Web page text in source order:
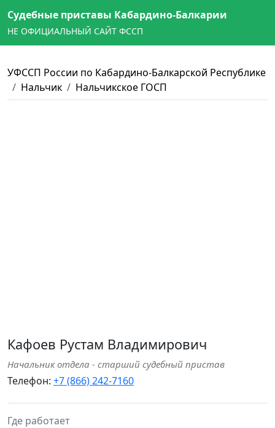
Судебные приставы Кабардино-Балкарии
НЕ ОФИЦИАЛЬНЫЙ САЙТ ФССП
УФССП России по Кабардино-Балкарской Республике
Нальчик
Нальчикское ГОСП
Кафоев Рустам Владимирович
Начальник отдела - старший судебный пристав
Телефон: +7 (866) 242-7160
Где работает